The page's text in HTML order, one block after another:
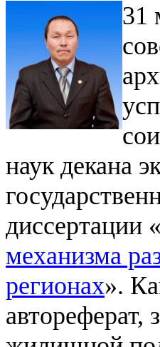
31
наук декана
диссертации «
механизма
регионах».
автореферат,